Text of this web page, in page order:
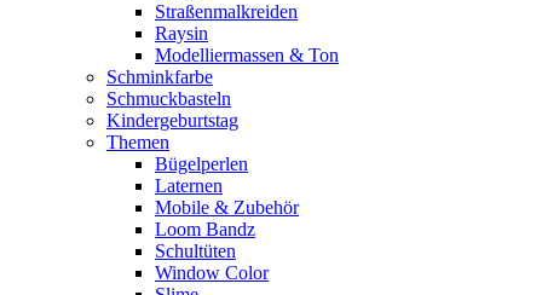
Straßenmalkreiden
Raysin
Modelliermassen & Ton
Schminkfarbe
Schmuckbasteln
Kindergeburtstag
Themen
Bügelperlen
Laternen
Mobile & Zubehör
Loom Bandz
Schultüten
Window Color